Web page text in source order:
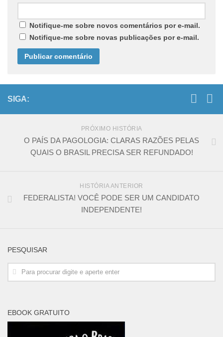
Notifique-me sobre novos comentários por e-mail.
Notifique-me sobre novas publicações por e-mail.
SIGA:
PRÓXIMO HISTÓRIA
O PAÍS DA PAGOLOGIA: CLARAS RAZÕES PELAS
QUAIS O BRASIL PRECISA SER REFUNDADO!
HISTÓRIA ANTERIOR
FEDERALISTA! VOCÊ PODE SER UM CANDIDATO
INDEPENDENTE!
PESQUISAR
EBOOK GRATUITO